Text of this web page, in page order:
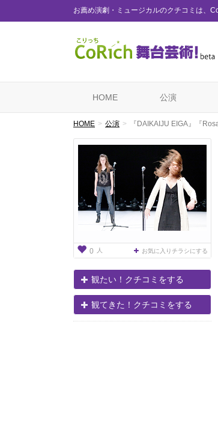
お薦め演劇・ミュージカルのクチコミは、
HOME 公演
HOME 公演 『DAIKAIJU EIGA』『
0 人 お気に入りチラシにする
観たい！クチコミをする
観てきた！クチコミをする